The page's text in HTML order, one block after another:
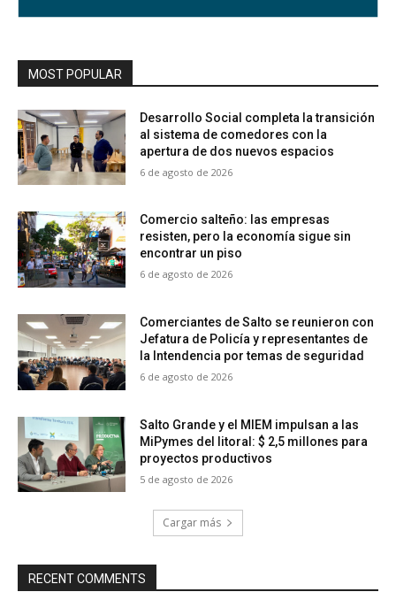
MOST POPULAR
Desarrollo Social completa la transición
al sistema de comedores con la
apertura de dos nuevos espacios
6 de agosto de 2026
Comercio salteño: las empresas
resisten, pero la economía sigue sin
encontrar un piso
6 de agosto de 2026
Comerciantes de Salto se reunieron con
Jefatura de Policía y representantes de
la Intendencia por temas de seguridad
6 de agosto de 2026
Salto Grande y el MIEM impulsan a las
MiPymes del litoral: $ 2,5 millones para
proyectos productivos
5 de agosto de 2026
Cargar más
RECENT COMMENTS